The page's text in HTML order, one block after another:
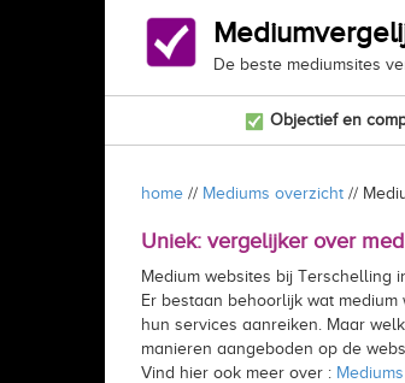
De beste mediumsites
Objectief en
home // Mediums overzicht //
Uniek: vergelijker over
Medium websites bij Terschelling
Er bestaan behoorlijk wat
hun services aanreiken. Maar
manieren aangeboden op de
Vind hier ook meer over :